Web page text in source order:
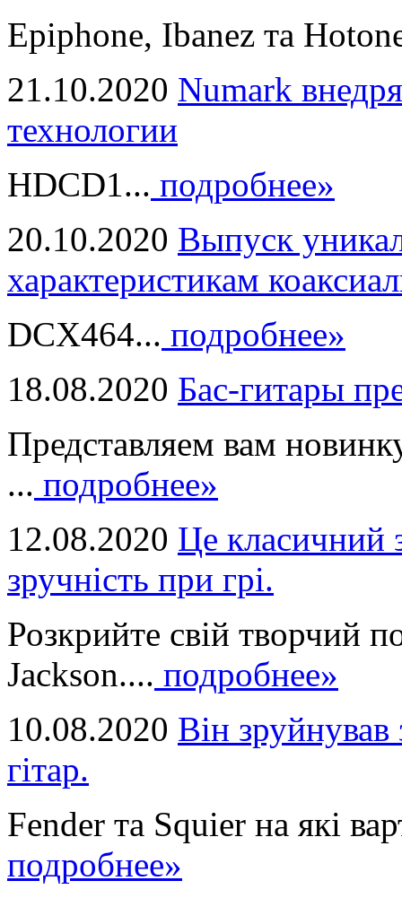
Epiphone, Ibanez та
21.10.2020 Numark
технологии
HDCD1... подробнее»
20.10.2020 Выпуск
характеристикам
DCX464... подробнее»
18.08.2020 Бас-гитары
Представляем вам
... подробнее»
12.08.2020 Це класичний
зручність при грі.
Розкрийте свій творчий
Jackson.... подробнее»
10.08.2020 Він
гітар.
Fender та Squier на які
подробнее»